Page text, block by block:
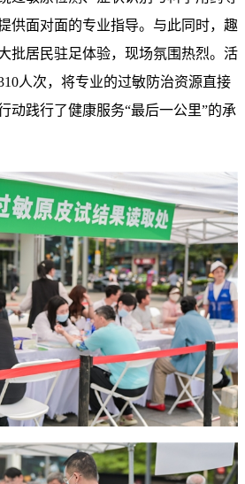
供面对面的专业指导。与此同时，趣
批居民驻足体验，现场氛围热烈。活
人次，将专业的过敏防治资源直接
动践行了健康服务“最后一公里”的承